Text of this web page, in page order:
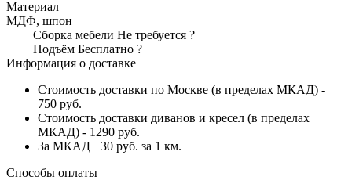
Материал
МДФ, шпон
Сборка мебели Не требуется ?
Подъём Бесплатно ?
Информация о доставке
Стоимость доставки по Москве (в пределах МКАД) -
750 руб.
Стоимость доставки диванов и кресел (в пределах
МКАД) - 1290 руб.
За МКАД +30 руб. за 1 км.
Способы оплаты